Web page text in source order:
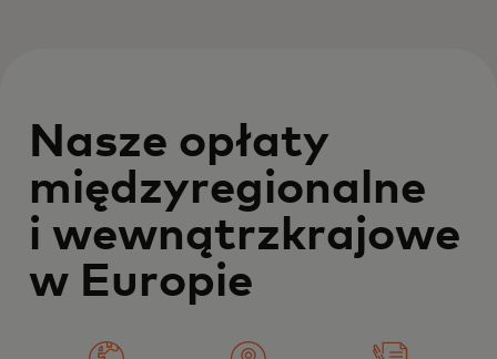
Nasze opłaty
międzyregionalne
i wewnątrzkrajowe
w Europie